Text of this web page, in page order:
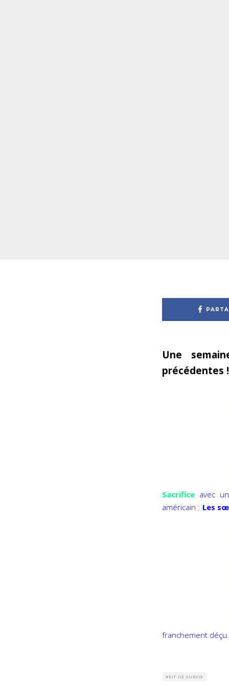
Une
précédentes !
Sacrifice avec
américain : Les
franchement
KIT DE SURVIE